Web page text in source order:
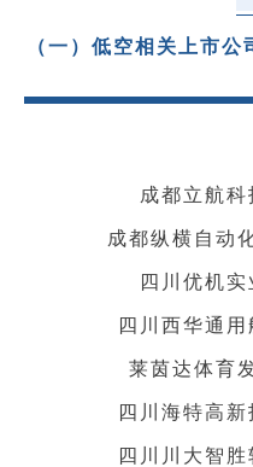
（一）低空相关上市公
成都立航科
成都纵横自动
四川优机实
四川西华通
莱茵达体育
四川海特高
四川川大智